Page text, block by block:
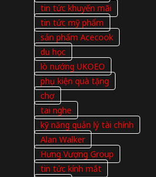
tin tức khuyến mãi
tin tức mỹ phẩm
sản phẩm Acecook
du học
lò nướng UKOEO
phụ kiện quà tặng
chợ
tai nghe
kỹ năng quản lý tài chính
Alan Walker
Hưng Vượng Group
tin tức kính mắt